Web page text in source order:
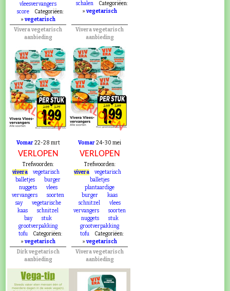
vleesvervangers
score
Categoriëen:
»vegetarisch
schalen
Categoriëen:
»vegetarisch
Vivera vegetarisch
aanbieding
VERLOPEN
Vomar22-28 mrt
VERLOPEN
Trefwoorden:
vivera
vegetarisch
balletjes
burger
nuggets
vlees
vervangers
soorten
say
vegetarische
kaas
schnitzel
bay
stuk
grootverpakking
tofu
Categoriëen:
»vegetarisch
Vivera vegetarisch
aanbieding
VERLOPEN
Vomar24-30 mei
VERLOPEN
Trefwoorden:
vivera
vegetarisch
balletjes
plantaardige
burger
kaas
schnitzel
vlees
vervangers
soorten
nuggets
stuk
grootverpakking
tofu
Categoriëen:
»vegetarisch
Dirk vegetarisch
aanbieding
Vivera vegetarisch
aanbieding